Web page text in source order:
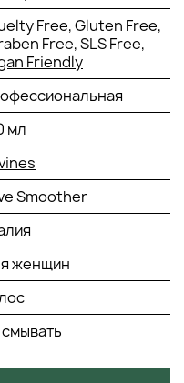
крема
нанести на чистые
Free, Gluten Free,
Free, SLS Free,
Friendly
мл
Smoother
женщин